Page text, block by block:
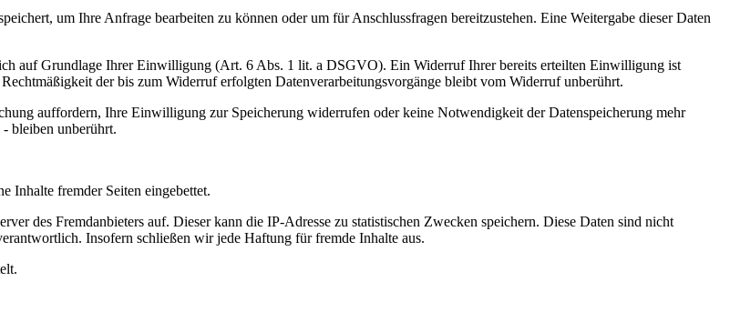
um Ihre Anfrage bearbeiten zu können oder um für Anschlussfragen bereitzustehen. Eine Weitergabe dieser Daten
auf Grundlage Ihrer Einwilligung (Art. 6 Abs. 1 lit. a DSGVO). Ein Widerruf Ihrer bereits erteilten Einwilligung ist
der bis zum Widerruf erfolgten Datenverarbeitungsvorgänge bleibt vom Widerruf unberührt.
auffordern, Ihre Einwilligung zur Speicherung widerrufen oder keine Notwendigkeit der Datenspeicherung mehr
bleiben unberührt.
Inhalte fremder Seiten eingebettet.
des Fremdanbieters auf. Dieser kann die IP-Adresse zu statistischen Zwecken speichern. Diese Daten sind nicht
Insofern schließen wir jede Haftung für fremde Inhalte aus.